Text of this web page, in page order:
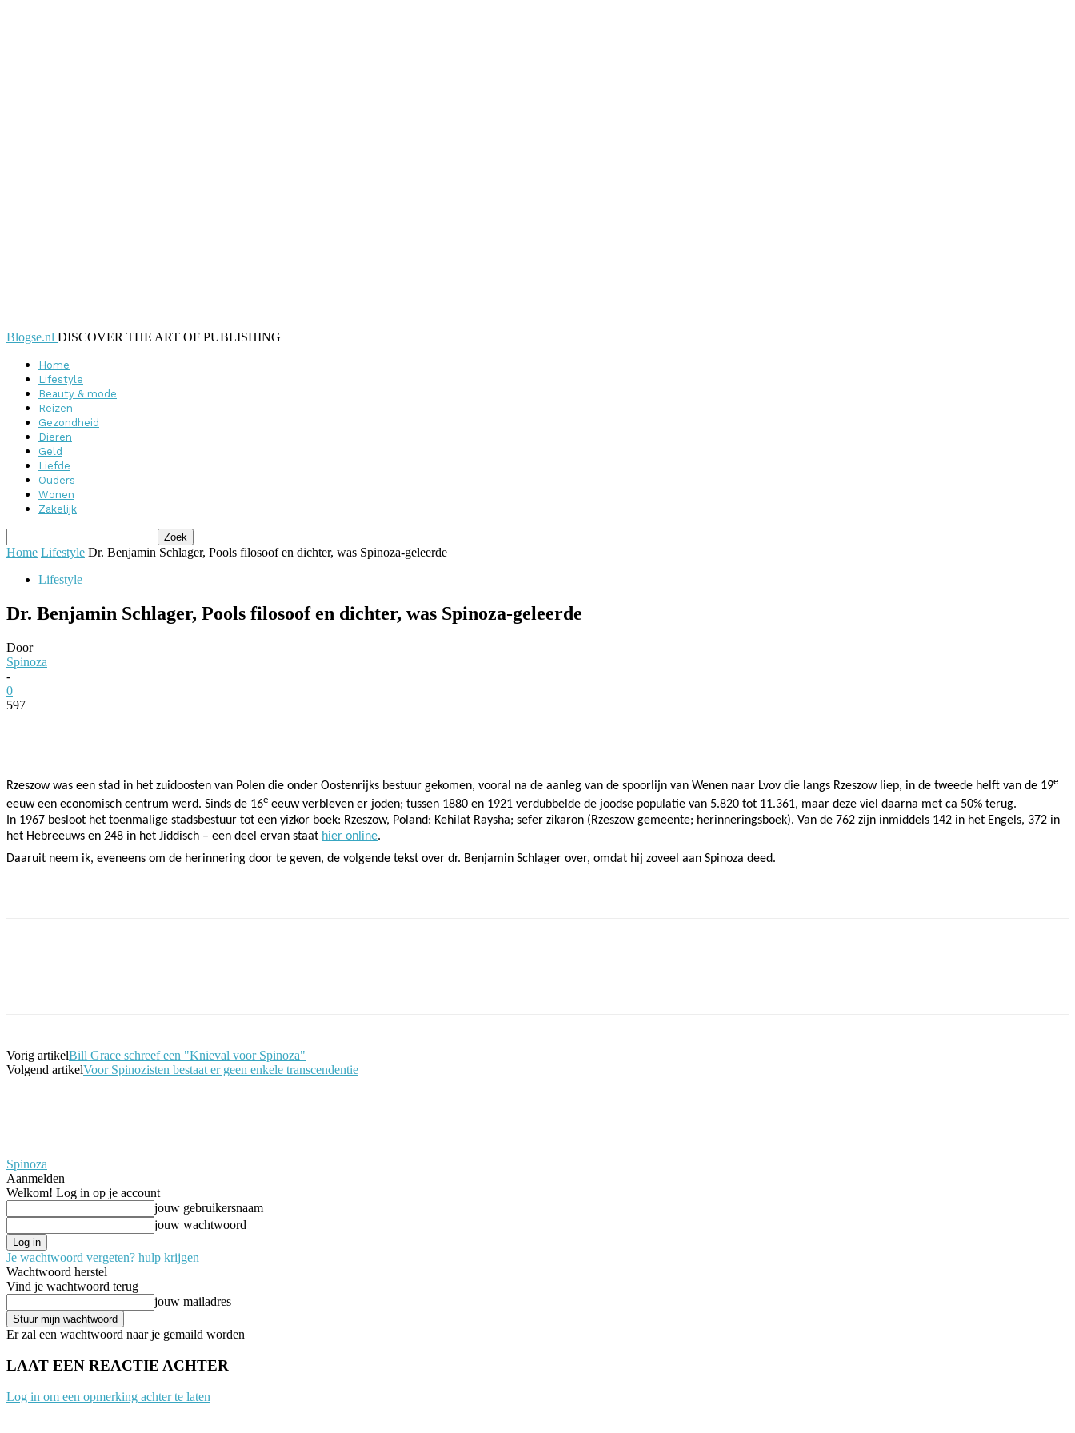
Blogse.nl DISCOVER THE ART OF PUBLISHING
Home
Lifestyle
Beauty & mode
Reizen
Gezondheid
Dieren
Geld
Liefde
Ouders
Wonen
Zakelijk
Home Lifestyle Dr. Benjamin Schlager, Pools filosoof en dichter, was Spinoza-geleerde
Lifestyle
Dr. Benjamin Schlager, Pools filosoof en dichter, was Spinoza-geleerde
Door
Spinoza
-
0
597
Rzeszow was een stad in het zuidoosten van Polen die onder Oostenrijks bestuur gekomen, vooral na de aanleg van de spoorlijn van Wenen naar Lvov die langs Rzeszow liep, in de tweede helft van de 19e
eeuw een economisch centrum werd. Sinds de 16e eeuw verbleven er joden; tussen 1880 en 1921 verdubbelde de joodse populatie van 5.820 tot 11.361, maar deze viel daarna met ca 50% terug.
In 1967 besloot het toenmalige stadsbestuur tot een yizkor boek: Rzeszow, Poland: Kehilat Raysha; sefer zikaron (Rzeszow gemeente; herinneringsboek). Van de 762 zijn inmiddels 142 in het Engels, 372 in
het Hebreeuws en 248 in het Jiddisch – een deel ervan staat hier online.
Daaruit neem ik, eveneens om de herinnering door te geven, de volgende tekst over dr. Benjamin Schlager over, omdat hij zoveel aan Spinoza deed.
Vorig artikelBill Grace schreef een "Knieval voor Spinoza"
Volgend artikelVoor Spinozisten bestaat er geen enkele transcendentie
Spinoza
Aanmelden
Welkom! Log in op je account
jouw gebruikersnaam
jouw wachtwoord
Je wachtwoord vergeten? hulp krijgen
Wachtwoord herstel
Vind je wachtwoord terug
jouw mailadres
Er zal een wachtwoord naar je gemaild worden
LAAT EEN REACTIE ACHTER
Log in om een opmerking achter te laten